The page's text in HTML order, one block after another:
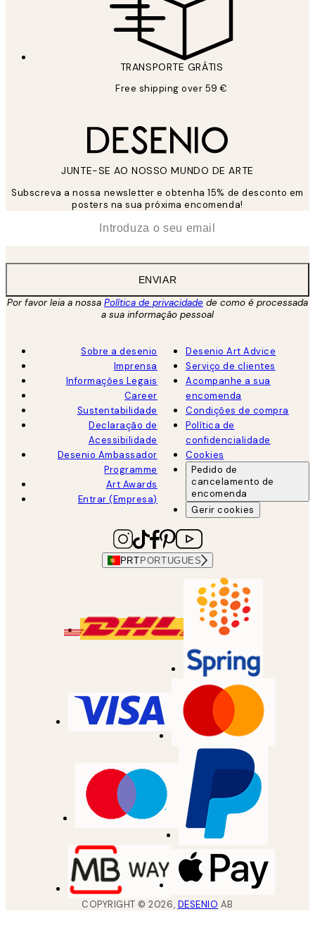
TRANSPORTE GRÁTIS
Free shipping over 59 €
JUNTE-SE AO NOSSO MUNDO DE ARTE
Subscreva a nossa newsletter e obtenha 15% de desconto em
posters na sua próxima encomenda!
ENVIAR
Por favor leia a nossa Política de privacidade de como é processada
a sua informação pessoal
Sobre a desenio
Imprensa
Informações Legais
Career
Sustentabilidade
Declaração de
Acessibilidade
Desenio Ambassador
Programme
Art Awards
Entrar (Empresa)
Desenio Art Advice
Serviço de clientes
Acompanhe a sua
encomenda
Condições de compra
Política de
confidencialidade
Cookies
Pedido de
cancelamento de
encomenda
Gerir cookies
PRT PORTUGUES
COPYRIGHT ©2026, DESENIO AB